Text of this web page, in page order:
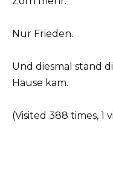
Nur Frieden.
Und diesmal stand
Hause kam.
(Visited 388 times, 1